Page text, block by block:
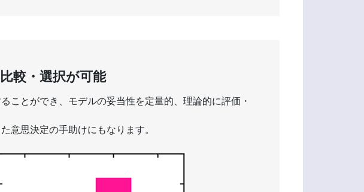
較・選択が可能
ことができ、モデルの妥当性を定量的、理論的に評価・
意思決定の手助けにもなります。